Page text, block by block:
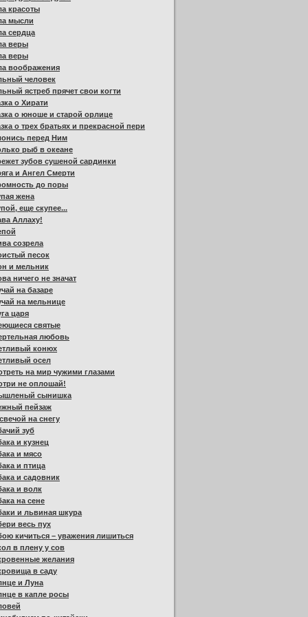
красоты
мысли
сердца
веры
веры
воображения
человек
ястреб прячет свои когти
о Хирати
о юноше и старой орлице
о трех братьях и прекрасной пери
перед Ним
рыб в океане
зубов сушеной сардинки
и Ангел Смерти
до поры
жена
еще скупее...
Аллаху!
созрела
песок
и мельник
ничего не значат
на базаре
на мельнице
царя
святые
любовь
конюх
осел
на мир чужими глазами
не оплошай!
сынишка
пейзаж
на снегу
зуб
и кузнец
и мясо
и птица
и садовник
и волк
на сене
и львиная шкура
весь пух
кичиться – уважения лишиться
в плену у сов
желания
в саду
и Луна
в капле росы